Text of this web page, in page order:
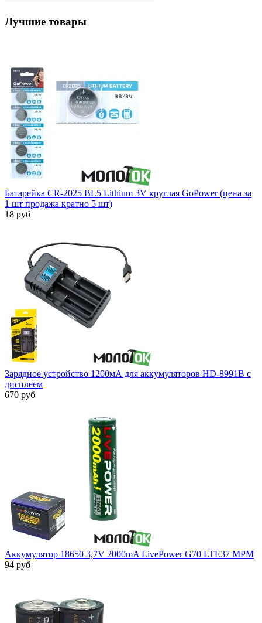
Лучшие товары
Батарейка CR-2025 BL5 Lithium 3V круглая GoPower (цена за
1 шт продажа кратно 5 шт)
18 руб
Зарядное устройство 1200мА для аккумуляторов HD-8991B с
дисплеем
670 руб
Аккумулятор 18650 3,7V 2000mA LivePower G70 LTE37 МРМ
94 руб